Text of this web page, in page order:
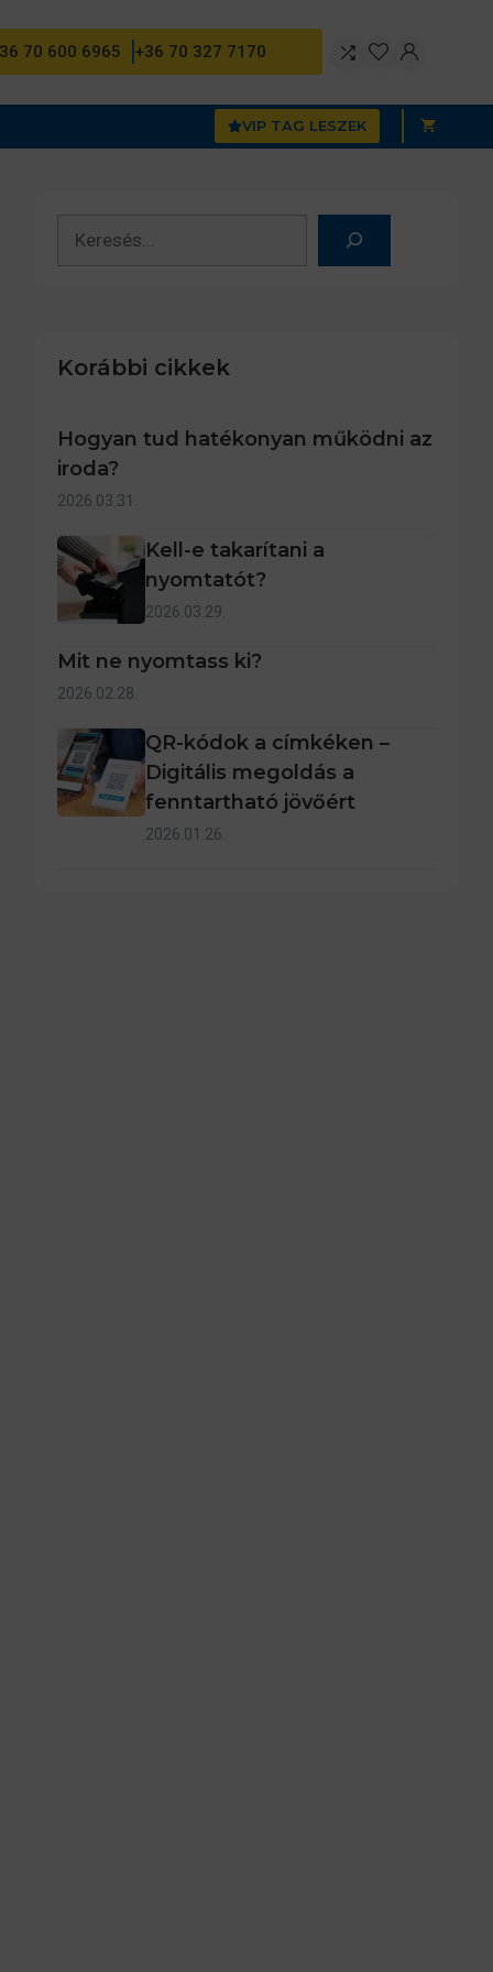
70 600 6965 +36 70 327 7170
VIP TAG LESZEK
Korábbi cikkek
Hogyan tud hatékonyan működni az
iroda?
2026.03.31.
Kell-e takarítani a
nyomtatót?
2026.03.29.
Mit ne nyomtass ki?
2026.02.28.
QR-kódok a címkéken –
Digitális megoldás a
fenntartható jövőért
2026.01.26.